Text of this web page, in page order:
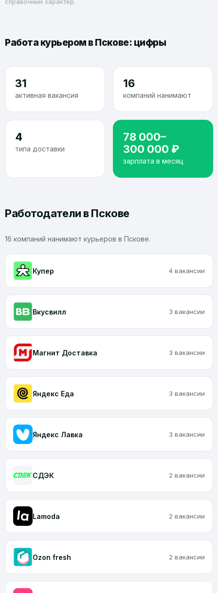
Работа курьером в Пскове: цифры
31
активная вакансия
16
компаний нанимают
4
типа доставки
78 000–
300 000 ₽
зарплата в месяц
Работодатели в Пскове
16 компаний нанимают курьеров в Пскове.
Купер 4 вакансии
Вкусвилл 3 вакансии
Магнит Доставка 3 вакансии
Яндекс Еда 3 вакансии
Яндекс Лавка 3 вакансии
CДЭК 2 вакансии
Lamoda 2 вакансии
Ozon fresh 2 вакансии